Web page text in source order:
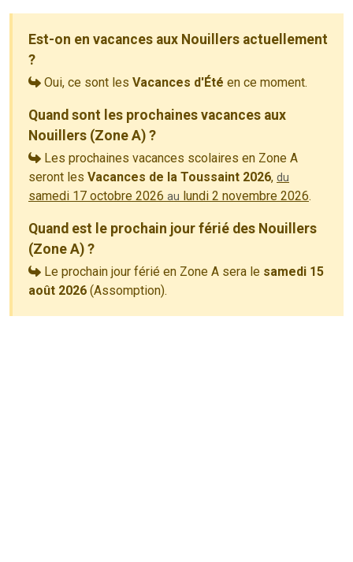
Est-on en vacances aux Nouillers actuellement
?
Oui, ce sont les Vacances d'Été en ce moment.
Quand sont les prochaines vacances aux
Nouillers (Zone A) ?
Les prochaines vacances scolaires en Zone A
seront les Vacances de la Toussaint 2026, du
samedi 17 octobre 2026 au lundi 2 novembre 2026.
Quand est le prochain jour férié des Nouillers
(Zone A) ?
Le prochain jour férié en Zone A sera le samedi 15
août 2026 (Assomption).